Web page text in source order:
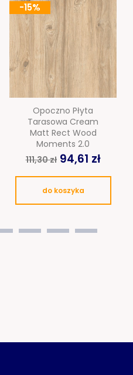
Opoczno Płyta
Tarasowa Cream
Matt Rect Wood
Moments 2.0
111,30 zł 94,61 zł
do koszyka
-15%